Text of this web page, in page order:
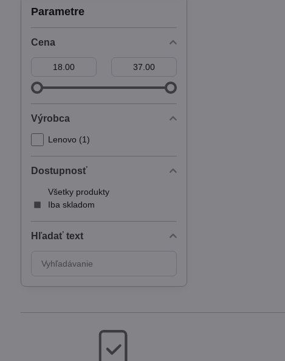
Parametre
Cena
Výrobca
Lenovo (1)
Dostupnosť
Všetky produkty
Iba skladom
Hľadať text
výsledky
filtra